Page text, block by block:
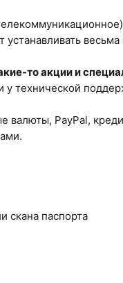
весьма
то акции и
у технической
PayPal,
скана паспорта